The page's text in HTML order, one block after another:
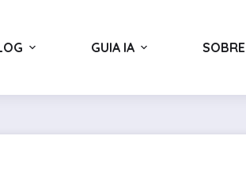
GUIA IA SOBRE